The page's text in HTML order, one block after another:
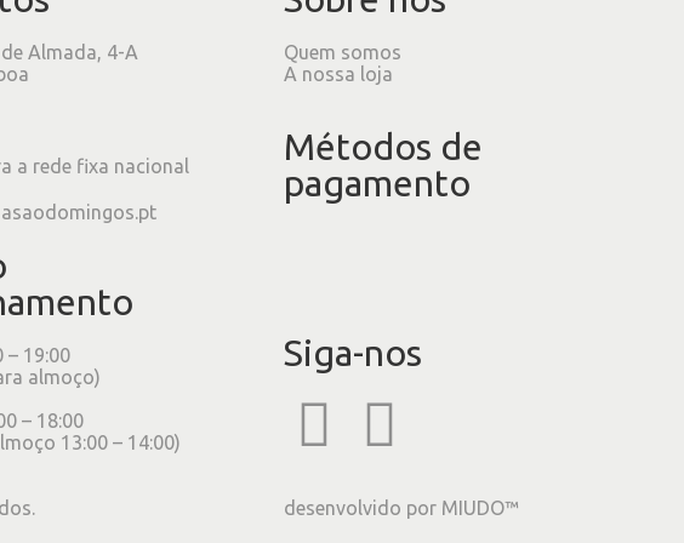
Almada, 4-A
a rede fixa nacional
– 19:00
almoço)
– 18:00
13:00 – 14:00)
Quem somos
A nossa loja
Métodos de
pagamento
Siga-nos
desenvolvido por MIUDO™